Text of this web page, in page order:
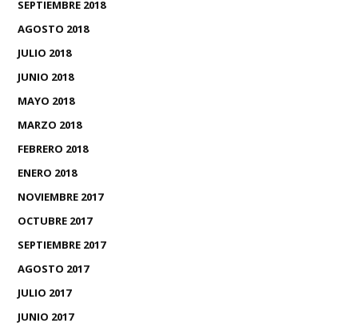
SEPTIEMBRE 2018
AGOSTO 2018
JULIO 2018
JUNIO 2018
MAYO 2018
MARZO 2018
FEBRERO 2018
ENERO 2018
NOVIEMBRE 2017
OCTUBRE 2017
SEPTIEMBRE 2017
AGOSTO 2017
JULIO 2017
JUNIO 2017